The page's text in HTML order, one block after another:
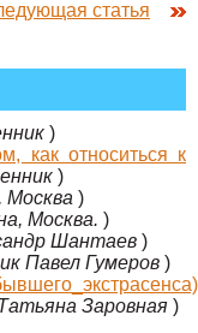
статья
)
как относиться к
)
Москва )
Москва. )
Шантаев )
Павел Гумеров )
Заровная )